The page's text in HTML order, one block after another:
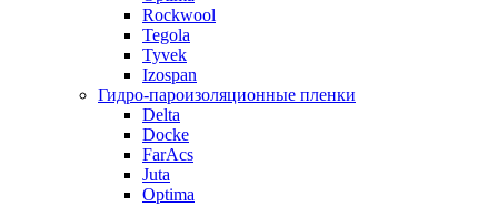
Rockwool
Tegola
Tyvek
Izospan
Гидро-пароизоляционные пленки
Delta
Docke
FarAcs
Juta
Optima